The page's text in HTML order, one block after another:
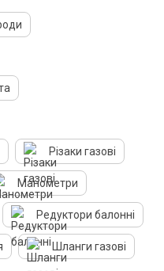
Різаки газові
Манометри
Редуктори балонні
Шланги газові